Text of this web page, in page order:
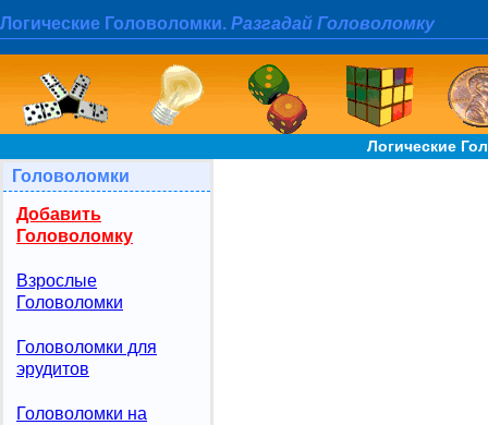
Логические Головоломки. Разгадай Головоломку
Логические
Головоломки
Добавить
Головоломку
Взрослые
Головоломки
Головоломки для
эрудитов
Головоломки на